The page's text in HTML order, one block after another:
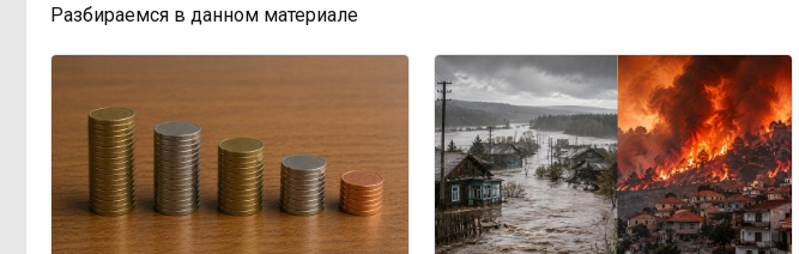
Разбираемся в данном материале